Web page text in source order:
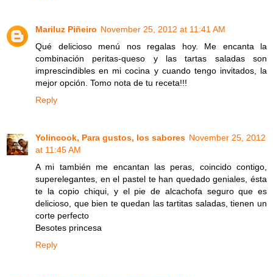
Mariluz Piñeiro November 25, 2012 at 11:41 AM
Qué delicioso menú nos regalas hoy. Me encanta la
combinación peritas-queso y las tartas saladas son
imprescindibles en mi cocina y cuando tengo invitados, la
mejor opción. Tomo nota de tu receta!!!
Reply
Yolincook, Para gustos, los sabores November 25, 2012
at 11:45 AM
A mi también me encantan las peras, coincido contigo,
superelegantes, en el pastel te han quedado geniales, ésta
te la copio chiqui, y el pie de alcachofa seguro que es
delicioso, que bien te quedan las tartitas saladas, tienen un
corte perfecto
Besotes princesa
Reply